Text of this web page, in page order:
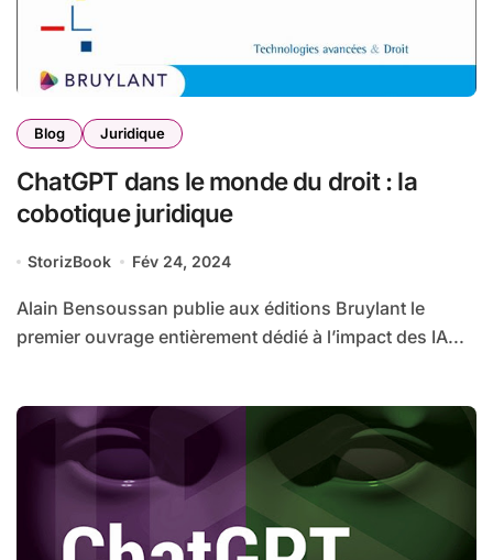
Blog Juridique
ChatGPT dans le monde du droit : la
cobotique juridique
StorizBook Fév 24, 2024
Alain Bensoussan publie aux éditions Bruylant le
premier ouvrage entièrement dédié à l’impact des IA...